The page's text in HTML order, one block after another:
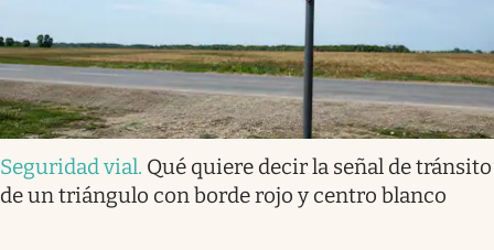
Seguridad vial. Qué quiere decir la señal de tránsito
de un triángulo con borde rojo y centro blanco